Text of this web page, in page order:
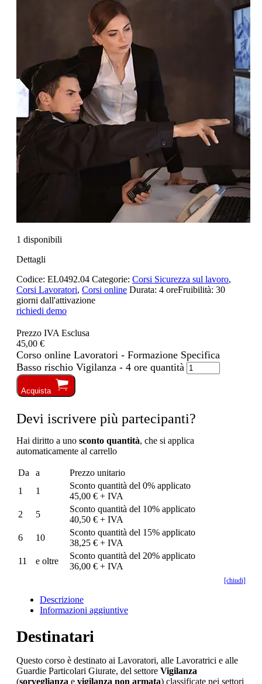
1 disponibili
Dettagli
Codice: EL0492.04 Categorie: Corsi Sicurezza sul lavoro,
Corsi Lavoratori, Corsi online Durata: 4 oreFruibilità: 30
giorni dall'attivazione
richiedi demo
Prezzo IVA Esclusa
45,00 €
Corso online Lavoratori - Formazione Specifica
Basso rischio Vigilanza - 4 ore quantità
Acquista
Devi iscrivere più partecipanti?
Hai diritto a uno sconto quantità, che si applica
automaticamente al carrello
Da a
Prezzo unitario
1
1
Sconto quantità del 0% applicato
45,00 € + IVA
2
5
Sconto quantità del 10% applicato
40,50 € + IVA
6
10
Sconto quantità del 15% applicato
38,25 € + IVA
11
e oltre
Sconto quantità del 20% applicato
36,00 € + IVA
[chiudi]
Descrizione
Informazioni aggiuntive
Destinatari
Questo corso è destinato ai Lavoratori, alle Lavoratrici e alle
Guardie Particolari Giurate, del settore Vigilanza
(sorveglianza e vigilanza non armata) classificate nei settori